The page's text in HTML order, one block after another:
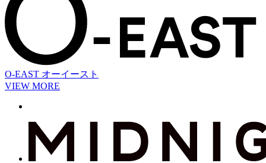
O-EAST オーイースト
VIEW MORE